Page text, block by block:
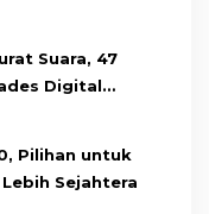
Suara, 47
Digital
Pilihan untuk
Sejahtera